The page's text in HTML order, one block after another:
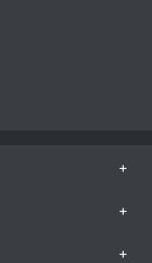
+
+
+